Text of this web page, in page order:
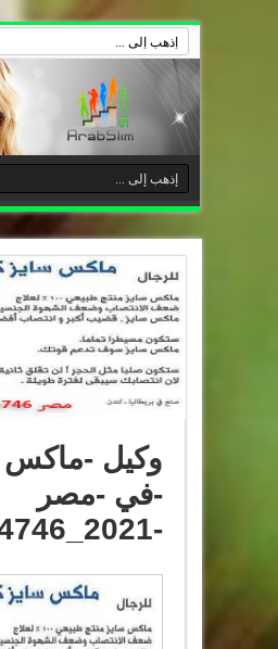
وكيل -ماكس
-في -مصر
-2021_01033174746